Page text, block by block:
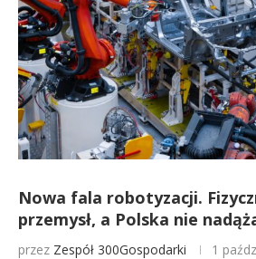
Nowa fala robotyzacji.
przemysł, a Polska nie
przez Zespół 300Gospodarki 1